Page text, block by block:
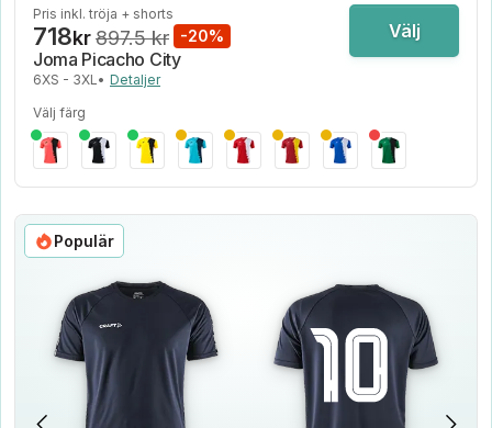
Pris inkl. tröja + shorts
718kr897.5 kr -20%
Joma Picacho City
6XS - 3XL• Detaljer
Välj
Välj färg
Populär